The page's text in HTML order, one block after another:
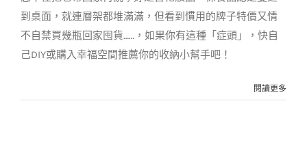
到桌面，就連層架都堆滿滿，但看到慣用的牌子特價又情
不自禁買幾瓶回家囤貨……，如果你有這種「症頭」，快自
己DIY或購入幸福空間推薦你的收納小幫手吧！
閱讀更多